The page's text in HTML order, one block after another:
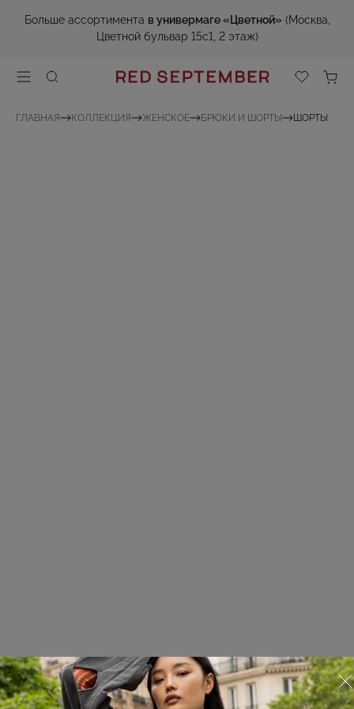
Больше ассортимента в универмаге «Цветной» (Москва,
Цветной бульвар 15с1, 2 этаж)
ГЛАВНАЯ КОЛЛЕКЦИЯ ЖЕНСКОЕ БРЮКИ И ШОРТЫ ШОРТЫ
Шорты
226.02.SHO14.10